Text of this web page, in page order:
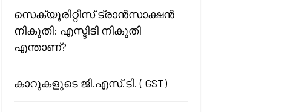
സെക്യൂരിറ്റീസ് ട്രാൻസാക്ഷൻ
നികുതി: എസ്ടിടി നികുതി
എന്താണ്?
കാറുകളുടെ ജി.എസ്.ടി. ( GST)